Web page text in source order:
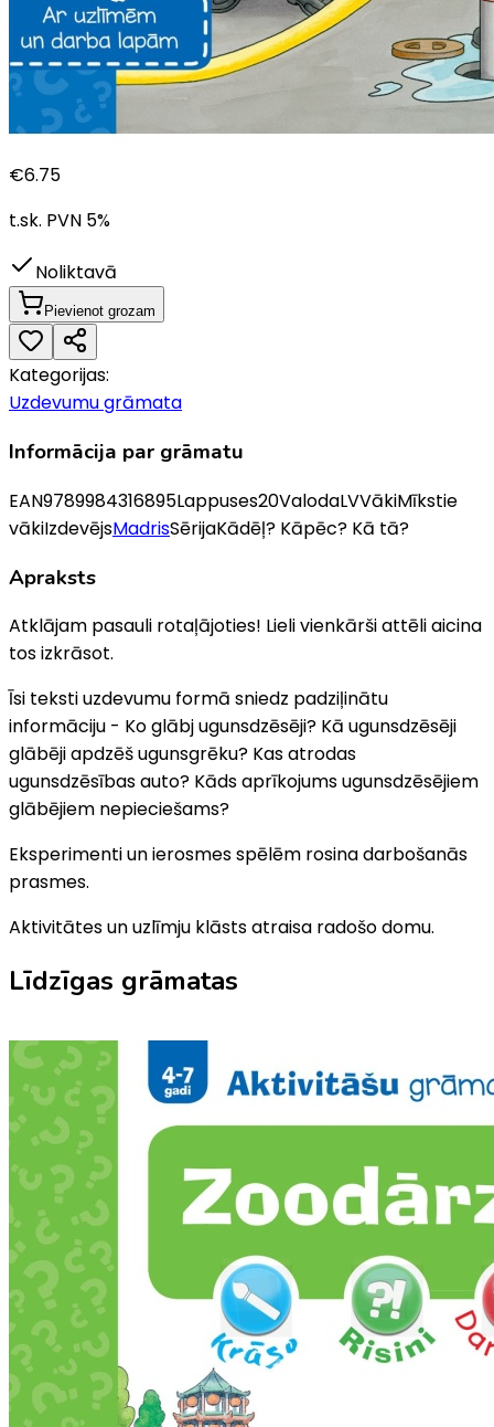
€6.75
t.sk. PVN 5%
Noliktavā
Pievienot grozam
Kategorijas:
Uzdevumu grāmata
Informācija par grāmatu
EAN9789984316895Lappuses20ValodaLVVākiMīkstie
vākiIzdevējsMadrisSērijaKādēļ? Kāpēc? Kā tā?
Apraksts
Atklājam pasauli rotaļājoties! ‍Lieli vienkārši attēli aicina
tos izkrāsot.
Īsi teksti uzdevumu formā sniedz padziļinātu
informāciju - ‍Ko glābj ugunsdzēsēji? ‍Kā ugunsdzēsēji
glābēji apdzēš ugunsgrēku? ‍Kas atrodas
ugunsdzēsības auto? ‍Kāds aprīkojums ugunsdzēsējiem
glābējiem nepieciešams? ‍
Eksperimenti un ierosmes spēlēm rosina darbošanās
prasmes. ‍
Aktivitātes un uzlīmju klāsts atraisa radošo domu.
Līdzīgas grāmatas